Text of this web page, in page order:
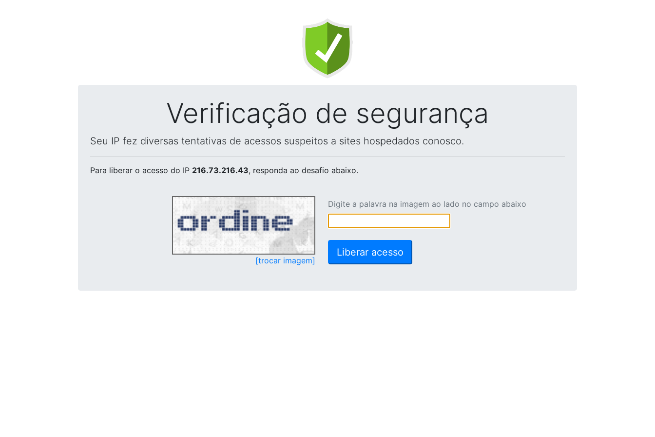
Verificação de segurança
Seu IP fez diversas tentativas de acessos suspeitos a sites hospedados conosco.
Para liberar o acesso do IP 216.73.216.43, responda ao desafio abaixo.
[trocar imagem]
Digite a palavra na imagem ao lado no campo abaixo